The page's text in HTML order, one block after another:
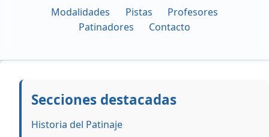
Modalidades Pistas
Profesores
Patinadores
Contacto
Secciones destacadas
Historia del Patinaje